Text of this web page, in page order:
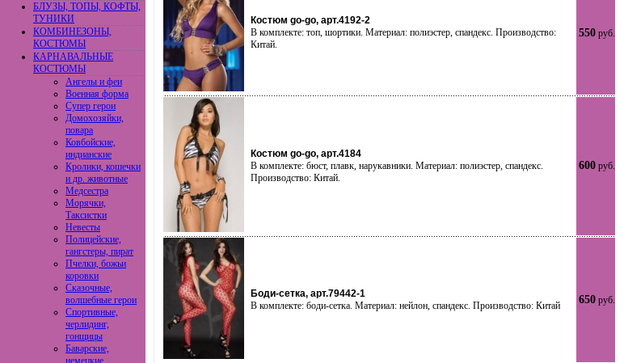
БЛУЗЫ, ТОПЫ, КОФТЫ,
ТУНИКИ
КОМБИНЕЗОНЫ,
КОСТЮМЫ
КАРНАВАЛЬНЫЕ
КОСТЮМЫ
Ангелы и феи
Военная форма
Супер герои
Домохозяйки,
повара
Ковбойские,
индианские
Кролики, кошечки
и др. животные
Медсестра
Морячки,
Таксистки
Невесты
Полицейские,
гангстеры, пират
Пчелки, божьи
коровки
Сказочные,
волшебные герои
Спортивные,
черлидинг,
гонщицы
Баварские,
немецкие
Костюм go-go, арт.4192-2
В комплекте: топ, шортики. Материал: полиэстер, спандекс. Производство:
Китай.
550 руб.
Костюм go-go, арт.4184
В комплекте: бюст, плавк, нарукавники. Материал: полиэстер, спандекс.
Производство: Китай.
600 руб.
Боди-сетка, арт.79442-1
В комплекте: боди-сетка. Материал: нейлон, спандекс. Производство: Китай
650 руб.